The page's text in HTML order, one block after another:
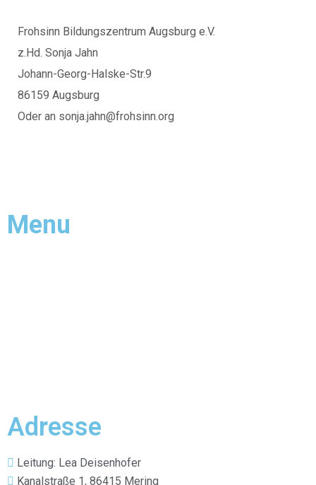
Frohsinn Bildungszentrum Augsburg e.V.
z.Hd. Sonja Jahn
Johann-Georg-Halske-Str.9
86159 Augsburg
Oder an sonja.jahn@frohsinn.org
Menu
Adresse
Leitung: Lea Deisenhofer
Kanalstraße 1, 86415 Mering